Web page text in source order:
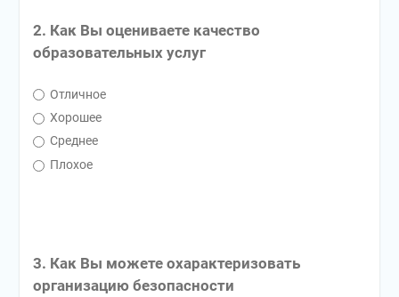
2. Как Вы оцениваете качество
образовательных услуг
Отличное
Хорошее
Среднее
Плохое
3. Как Вы можете охарактеризовать
организацию безопасности